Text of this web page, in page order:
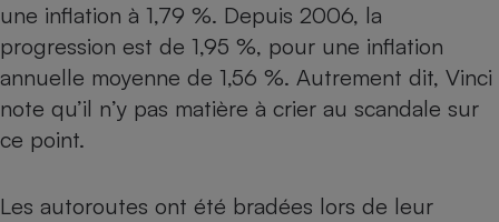
une inflation à 1,79 %. Depuis 2006, la
progression est de 1,95 %, pour une inflation
annuelle moyenne de 1,56 %. Autrement dit, Vinci
note qu’il n’y pas matière à crier au scandale sur
ce point.
Les autoroutes ont été bradées lors de leur